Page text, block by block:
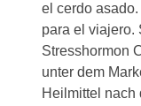
el cerdo
para el viajero.
Stresshormon
unter dem
Heilmittel nach